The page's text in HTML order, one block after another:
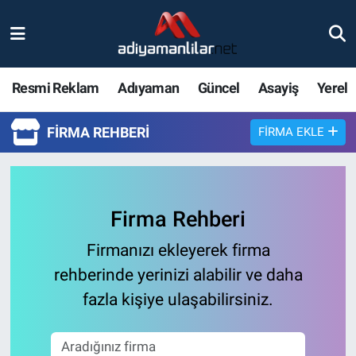
Resmi Reklam Adıyaman Güncel Asayiş Yerel
FIRMA REHBERI FIRMA EKLE
Firma Rehberi
Firmanızı ekleyerek firma
rehberinde yerinizi alabilir ve daha
fazla kişiye ulaşabilirsiniz.
Röportajlar
Bölge Haberleri
Asayiş
Sağlık
Nöbetçi Eczaneler
Adiyaman Namaz Vakitleri
Süper Lig Puan Durumu ve Fikstür
Son Dakika Haberleri
Haber Arşivi